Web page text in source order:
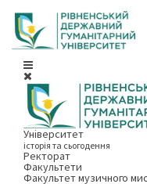
Університет
історія та сьогодення
Ректорат
Факультети
Факультет музичного